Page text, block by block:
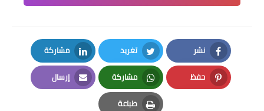
نشر
Facebook
تغريد
Twitter
مشاركة
LinkedIn
حفظ
Pinterest
مشاركة
Whatsapp
إرسال
Email
طباعة